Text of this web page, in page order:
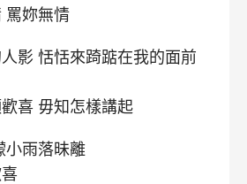
罵妳無情
影 恬恬來踦踮在我的面前
喜 毋知怎樣講起
小雨落昧離